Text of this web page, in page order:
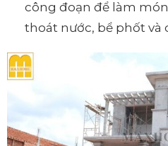
công đoạn để làm
thoát nước, bể phốt và